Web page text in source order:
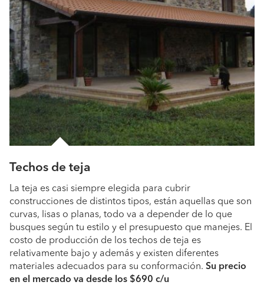
Techos de teja
La teja es casi siempre elegida para cubrir
construcciones de distintos tipos, están aquellas que son
curvas, lisas o planas, todo va a depender de lo que
busques según tu estilo y el presupuesto que manejes. El
costo de producción de los techos de teja es
relativamente bajo y además y existen diferentes
materiales adecuados para su conformación. Su precio
en el mercado va desde los $690 c/u